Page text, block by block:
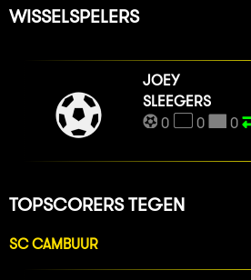
WISSELSPELERS
JOEY
SLEEGERS
0
0 0
TOPSCORERS TEGEN
SC CAMBUUR